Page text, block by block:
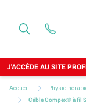
J'ACCÈDE AU SITE
Accueil
Câble Compex® à fil